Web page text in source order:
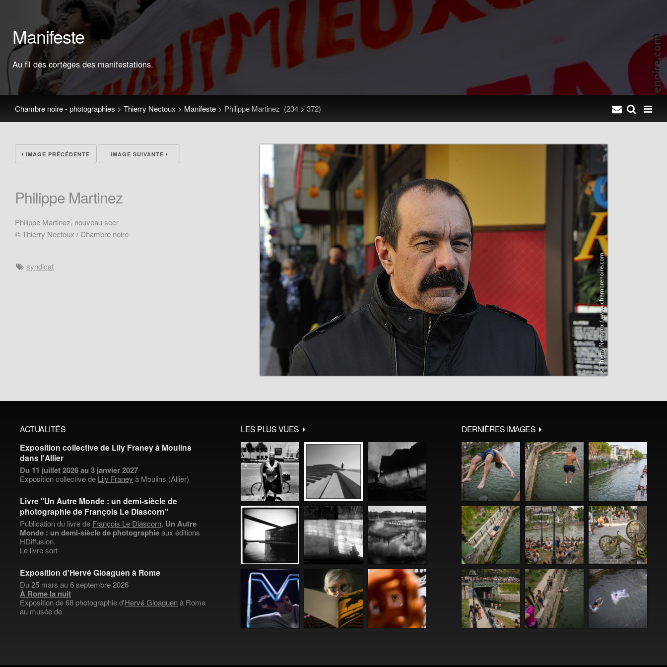
Manifeste
Au fil des cortèges des manifestations.
Chambre noire - photographies > Thierry Nectoux > Manifeste > Philippe Martinez (234 > 372)
IMAGE PRÉCÉDENTE IMAGE SUIVANTE
Philippe Martinez
Philippe Martinez, nouveau secr
© Thierry Nectoux / Chambre noire
syndicat
ACTUALITÉS
Exposition collective de Lily Franey à Moulins
dans l'Allier
Du 11 juillet 2026 au 3 janvier 2027
Exposition collective de Lily Franey à Moulins (Allier)
Livre "Un Autre Monde : un demi-siècle de
photographie de François Le Diascorn"
Publication du livre de François Le Diascorn, Un Autre
Monde : un demi-siècle de photographieaux éditions
HDiffusion.
Le livre sort
Exposition d'Hervé Gloaguen à Rome
Du 25 mars au 6 septembre 2026
À Rome la nuit
Exposition de 68 photographie d'Hervé Gloaguenà Rome
au musée de
LES PLUS VUES DERNIÈRES IMAGES